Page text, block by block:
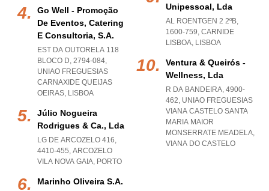
Go Well - Promoção
De Eventos, Catering
E Consultoria, S.a.
EST DA OUTORELA 118
BLOCO D, 2794-084,
UNIAO FREGUESIAS
CARNAXIDE QUEIJAS
OEIRAS, LISBOA
Júlio Nogueira
Rodrigues & Ca., Lda
LG DE ARCOZELO 416,
4410-455, ARCOZELO
VILA NOVA GAIA, PORTO
Marinho Oliveira S.a.
Unipessoal, Lda
AL ROENTGEN 2 2ºB,
1600-759, CARNIDE
LISBOA, LISBOA
Ventura & Queirós -
Wellness, Lda
R DA BANDEIRA, 4900-
462, UNIAO FREGUESIAS
VIANA CASTELO SANTA
MARIA MAIOR
MONSERRATE MEADELA,
VIANA DO CASTELO